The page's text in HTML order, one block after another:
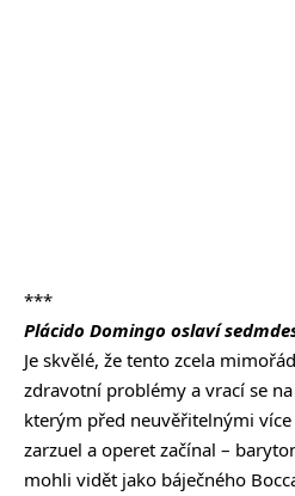
***
Plácido Domingo oslaví
Je skvělé, že tento zcela
zdravotní problémy a vrací se
kterým před neuvěřitelnými
zarzuel a operet začínal –
mohli vidět jako báječného